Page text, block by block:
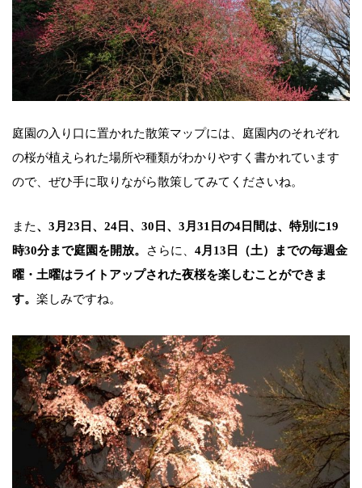
庭園の入り口に置かれた散策マップには、庭園内のそれぞれ
の桜が植えられた場所や種類がわかりやすく書かれています
ので、ぜひ手に取りながら散策してみてくださいね。
また、3月23日、24日、30日、3月31日の4日間は、特別に19
時30分まで庭園を開放。
さらに、 4月13日（土）までの毎週金
曜・土曜はライトアップされた夜桜を楽しむことができま
す。 楽しみですね。